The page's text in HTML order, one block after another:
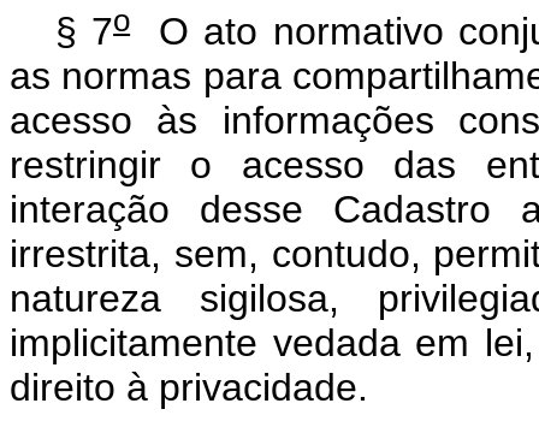
§ 7oO ato normativo
as normas para
acesso às informações
restringir o acesso das
interação desse Cadastro
irrestrita, sem, contudo,
natureza sigilosa,
implicitamente vedada em
direito à privacidade.